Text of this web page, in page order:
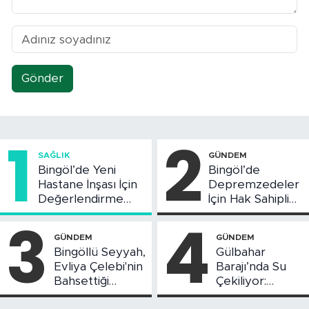
Gönder
1 SAĞLIK
Bingöl’de Yeni
Hastane İnşası İçin
Değerlendirme
Toplantısı Yapıldı
2 GÜNDEM
Bingöl’de
Depremzedeler
İçin Hak Sahipliği
Askı Süreci
3 GÜNDEM
Bingöllü Seyyah,
Evliya Çelebi'nin
Bahsettiği
Bingöl'deki O
4 GÜNDEM
Gülbahar
Barajı’nda Su
Çekiliyor:
Piknikçi Sayısı